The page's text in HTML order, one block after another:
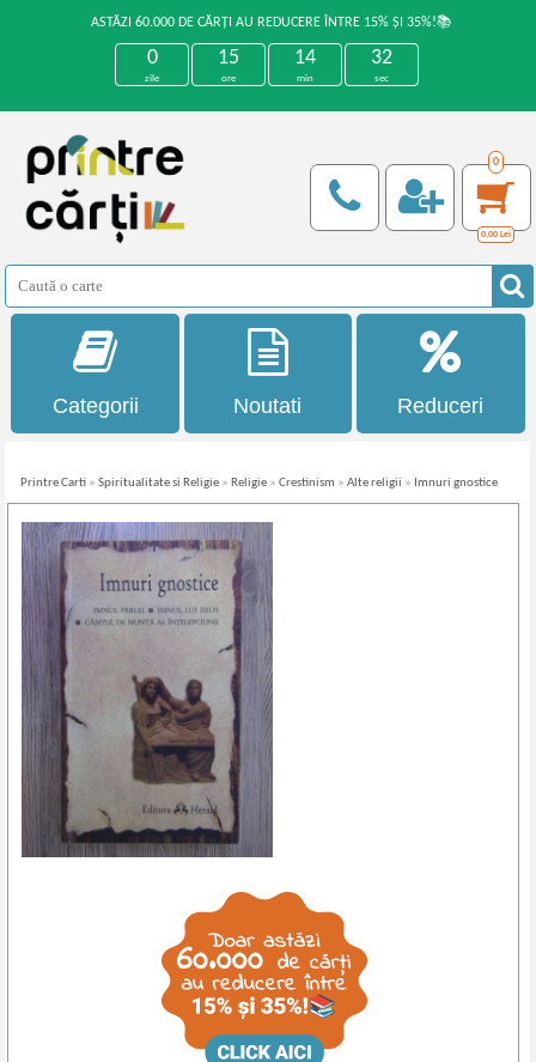
ASTĂZI 60.000 DE CĂRȚI AU REDUCERE ÎNTRE 15% ȘI 35%!📚
0
zile
15
ore
14
min
31
sec
0
0,00 Lei
Categorii Noutati Reduceri
Printre Carti »Spiritualitate si Religie » Religie »Crestinism »Alte religii » Imnuri gnostice